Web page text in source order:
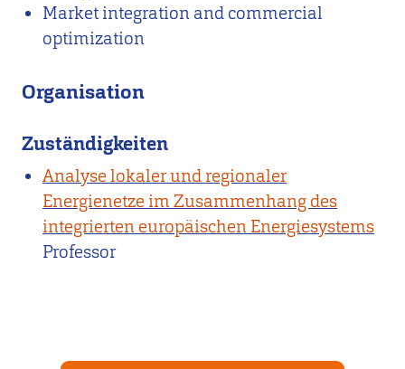
Market integration and commercial
optimization
Organisation
Zuständigkeiten
Analyse lokaler und regionaler
Energienetze im Zusammenhang des
integrierten europäischen Energiesystems
Professor